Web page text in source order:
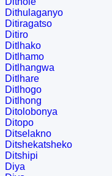
Dithulaganyo
Ditiragatso
Ditiro
Ditlhako
Ditlhamo
Ditlhangwa
Ditlhare
Ditlhogo
Ditlhong
Ditolobonya
Ditopo
Ditselakno
Ditshekatsheko
Ditshipi
Diya